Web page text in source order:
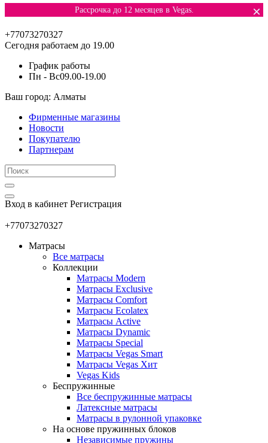
Рассрочка до 12 месяцев в Vegas. ×
+77073270327
Сегодня работаем до 19.00
График работы
Пн - Вс09.00-19.00
Ваш город: Алматы
Фирменные магазины
Новости
Покупателю
Партнерам
Вход в кабинет Регистрация
+77073270327
Матрасы
Все матрасы
Коллекции
Матрасы Modern
Матрасы Exclusive
Матрасы Comfort
Матрасы Ecolatex
Матрасы Active
Матрасы Dynamic
Матрасы Special
Матрасы Vegas Smart
Матрасы Vegas Хит
Vegas Kids
Беспружинные
Все беспружинные матрасы
Латексные матрасы
Матрасы в рулонной упаковке
На основе пружинных блоков
Независимые пружины